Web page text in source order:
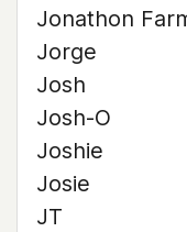
Jonathon
Jorge
Josh
Josh-O
Joshie
Josie
JT